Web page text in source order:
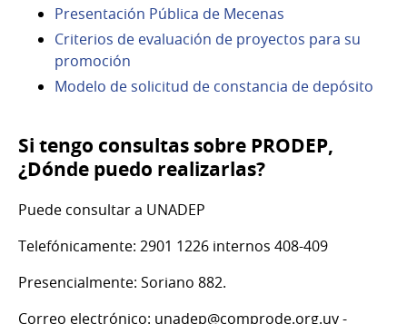
Presentación Pública de Mecenas
Criterios de evaluación de proyectos para su
promoción
Modelo de solicitud de constancia de depósito
Si tengo consultas sobre PRODEP,
¿Dónde puedo realizarlas?
Puede consultar a UNADEP
Telefónicamente: 2901 1226 internos 408-409
Presencialmente: Soriano 882.
Correo electrónico: unadep@comprode.org.uy -